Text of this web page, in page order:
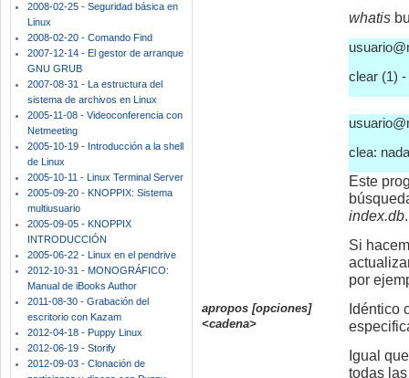
whatis
clear (1)
clea:
Este
index.db.
Si
por
apropos [opciones]
<cadena>
Idéntico
Igual
todas
2008-02-25 - Seguridad básica en
Linux
2008-02-20 - Comando Find
2007-12-14 - El gestor de arranque
GNU GRUB
2007-08-31 - La estructura del
sistema de archivos en Linux
2005-11-08 - Videoconferencia con
Netmeeting
2005-10-19 - Introducción a la shell
de Linux
2005-10-11 - Linux Terminal Server
2005-09-20 - KNOPPIX: Sistema
multiusuario
2005-09-05 - KNOPPIX
INTRODUCCIÓN
2005-06-22 - Linux en el pendrive
2012-10-31 - MONOGRÁFICO:
Manual de iBooks Author
2011-08-30 - Grabación del
escritorio con Kazam
2012-04-18 - Puppy Linux
2012-06-19 - Storify
2012-09-03 - Clonación de